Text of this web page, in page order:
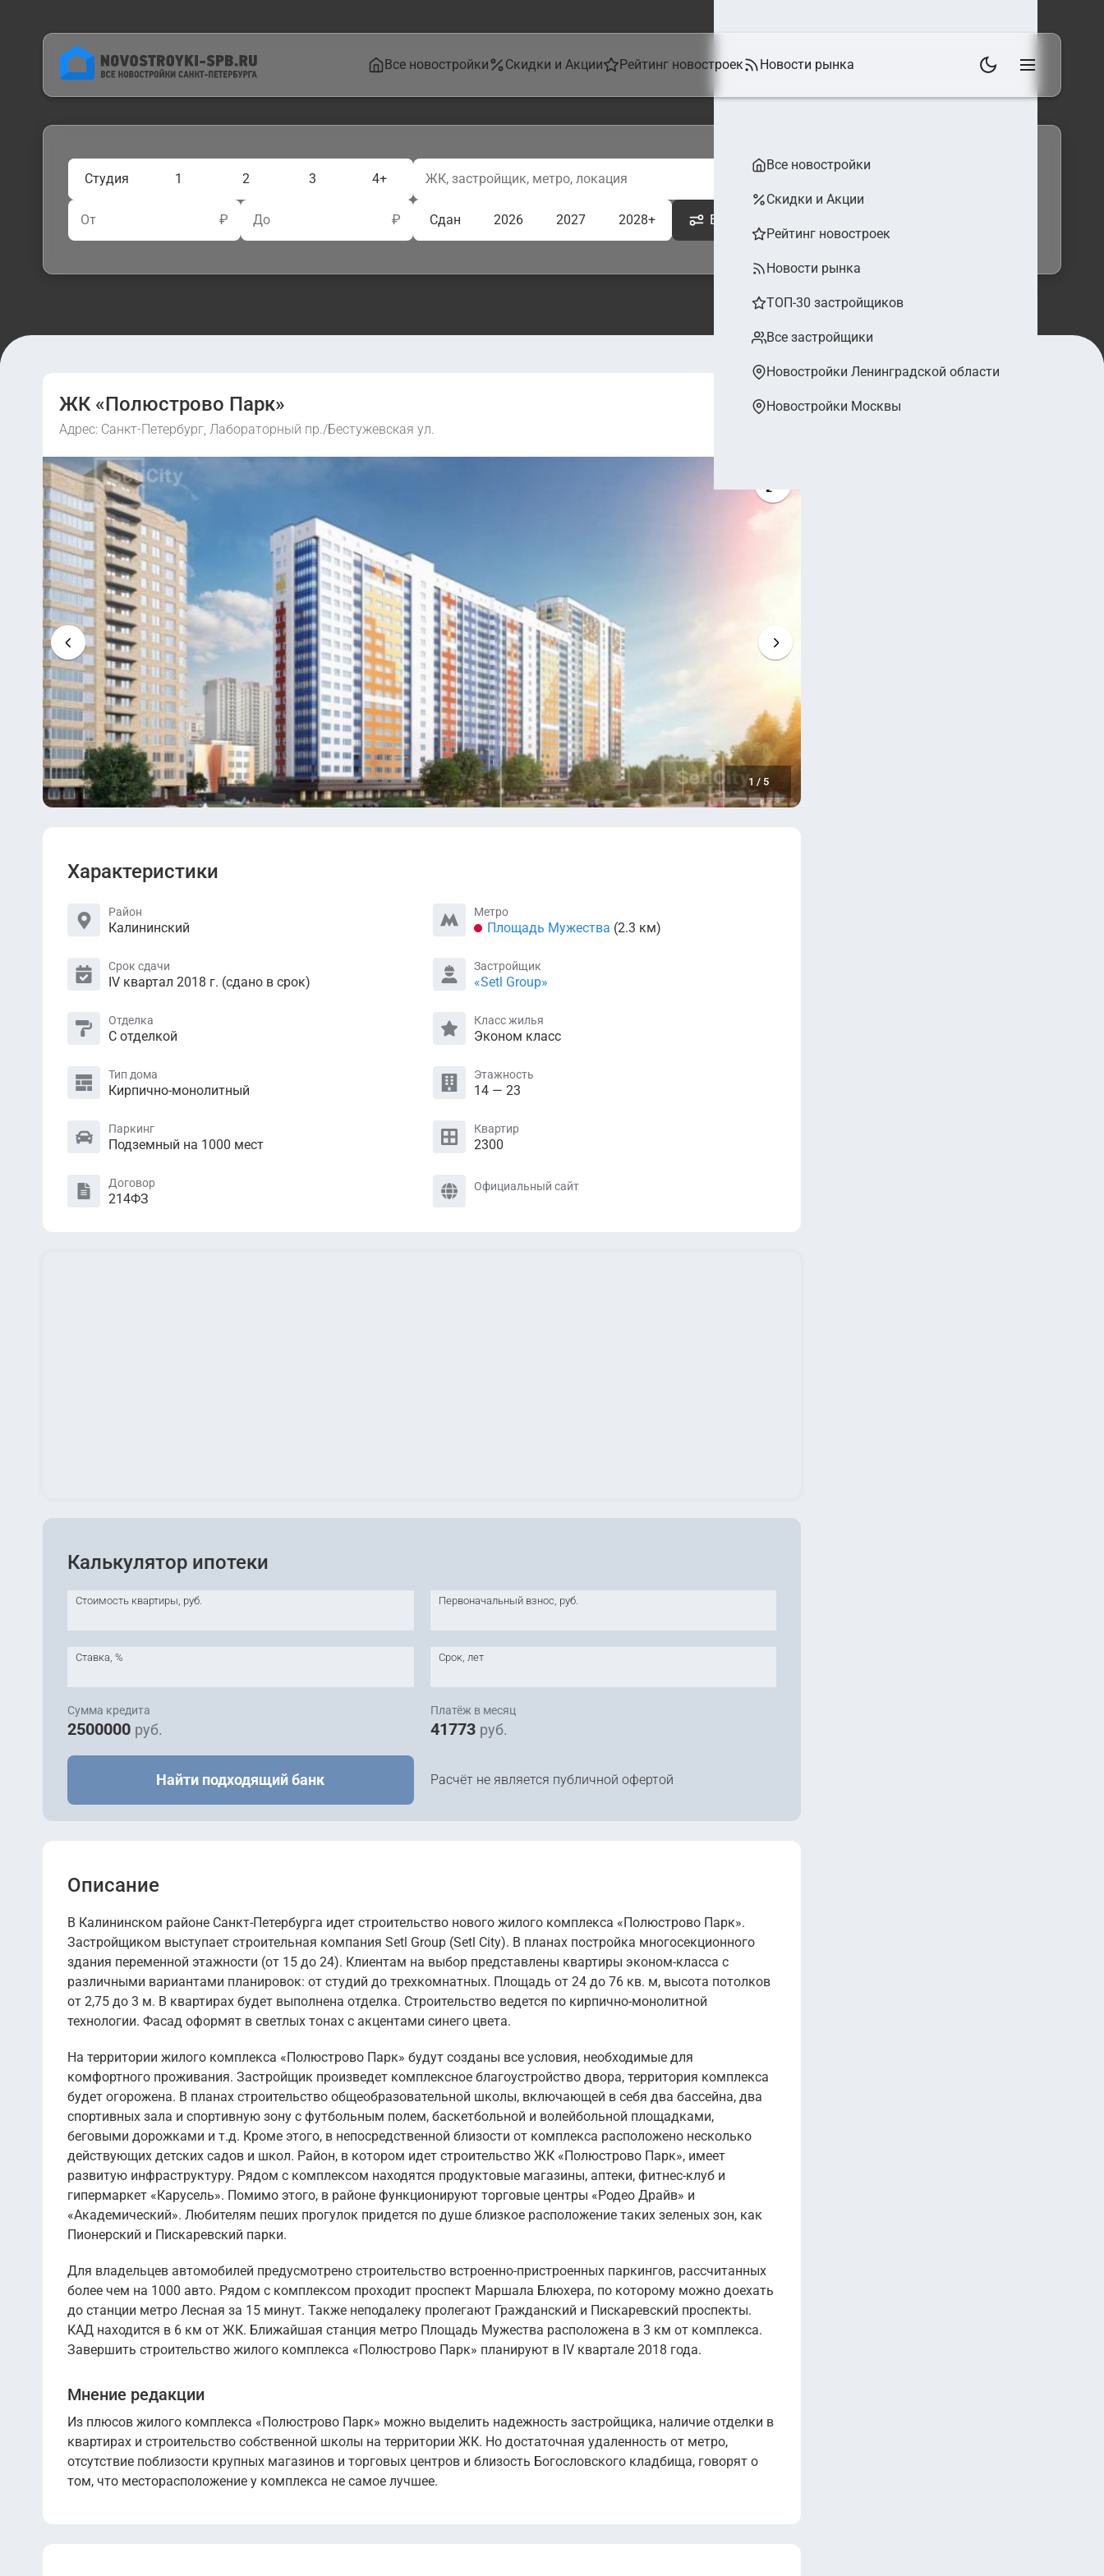
Все новостройки Скидки и Акции Рейтинг новостроек Новости рынка
Все новостройки
Скидки и Акции
Рейтинг новостроек
Новости рынка
ТОП-30 застройщиков
Все застройщики
Новостройки Ленинградской области
Новостройки Москвы
Студия 1 2 3 4+
От ₽ До ₽ Сдан 2026 2027 2028+ Ещё фильтры
ЖК «Полюстрово Парк»
Адрес: Санкт-Петербург, Лабораторный пр./Бестужевская ул.
1 / 5
Характеристики
Район
Калининский
Метро
Площадь Мужества (2.3 км)
Срок сдачи
IV квартал 2018 г. (сдано в срок)
Застройщик
«Setl Group»
Отделка
С отделкой
Класс жилья
Эконом класс
Тип дома
Кирпично-монолитный
Этажность
14 — 23
Паркинг
Подземный на 1000 мест
Квартир
2300
Договор
214ФЗ
Официальный сайт
Калькулятор ипотеки
Стоимость квартиры, руб. Первоначальный взнос, руб.
Ставка, % Срок, лет
Сумма кредита
2500000 руб.
Платёж в месяц
41773 руб.
Найти подходящий банк Расчёт не является публичной офертой
Описание
В Калининском районе Санкт-Петербурга идет строительство нового жилого комплекса «Полюстрово Парк».
Застройщиком выступает строительная компания Setl Group (Setl City). В планах постройка многосекционного
здания переменной этажности (от 15 до 24). Клиентам на выбор представлены квартиры эконом-класса с
различными вариантами планировок: от студий до трехкомнатных. Площадь от 24 до 76 кв. м, высота потолков
от 2,75 до 3 м. В квартирах будет выполнена отделка. Строительство ведется по кирпично-монолитной
технологии. Фасад оформят в светлых тонах с акцентами синего цвета.
На территории жилого комплекса «Полюстрово Парк» будут созданы все условия, необходимые для
комфортного проживания. Застройщик произведет комплексное благоустройство двора, территория комплекса
будет огорожена. В планах строительство общеобразовательной школы, включающей в себя два бассейна, два
спортивных зала и спортивную зону с футбольным полем, баскетбольной и волейбольной площадками,
беговыми дорожками и т.д. Кроме этого, в непосредственной близости от комплекса расположено несколько
действующих детских садов и школ. Район, в котором идет строительство ЖК «Полюстрово Парк», имеет
развитую инфраструктуру. Рядом с комплексом находятся продуктовые магазины, аптеки, фитнес-клуб и
гипермаркет «Карусель». Помимо этого, в районе функционируют торговые центры «Родео Драйв» и
«Академический». Любителям пеших прогулок придется по душе близкое расположение таких зеленых зон, как
Пионерский и Пискаревский парки.
Для владельцев автомобилей предусмотрено строительство встроенно-пристроенных паркингов, рассчитанных
более чем на 1000 авто. Рядом с комплексом проходит проспект Маршала Блюхера, по которому можно доехать
до станции метро Лесная за 15 минут. Также неподалеку пролегают Гражданский и Пискаревский проспекты.
КАД находится в 6 км от ЖК. Ближайшая станция метро Площадь Мужества расположена в 3 км от комплекса.
Завершить строительство жилого комплекса «Полюстрово Парк» планируют в IV квартале 2018 года.
Мнение редакции
Из плюсов жилого комплекса «Полюстрово Парк» можно выделить надежность застройщика, наличие отделки в
квартирах и строительство собственной школы на территории ЖК. Но достаточная удаленность от метро,
отсутствие поблизости крупных магазинов и торговых центров и близость Богословского кладбища, говорят о
том, что месторасположение у комплекса не самое лучшее.